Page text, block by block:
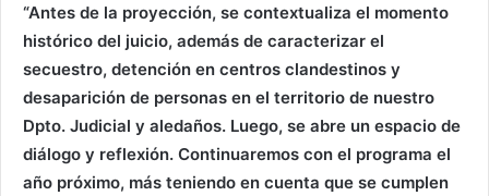
“Antes de la proyección, se contextualiza el momento
histórico del juicio, además de caracterizar el
secuestro, detención en centros clandestinos y
desaparición de personas en el territorio de nuestro
Dpto. Judicial y aledaños. Luego, se abre un espacio de
diálogo y reflexión. Continuaremos con el programa el
año próximo, más teniendo en cuenta que se cumplen